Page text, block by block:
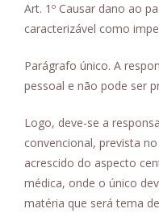
Art. 1º Causar dano ao
caracterizável como
Parágrafo único. A
pessoal e não pode ser
Logo, deve-se a
convencional, prevista
acrescido do aspecto
médica, onde o único
matéria que será tema